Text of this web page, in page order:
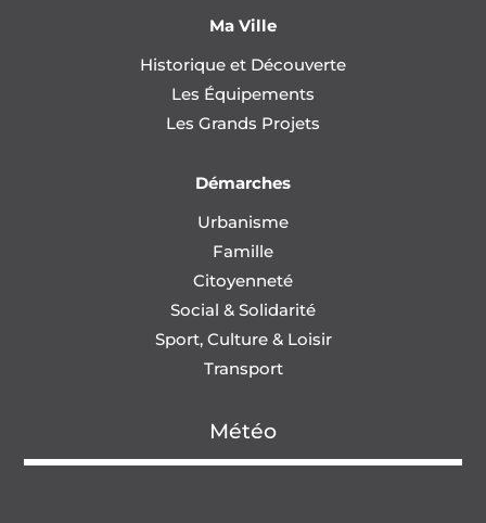
Ma Ville
Historique et Découverte
Les Équipements
Les Grands Projets
Démarches
Urbanisme
Famille
Citoyenneté
Social & Solidarité
Sport, Culture & Loisir
Transport
Météo